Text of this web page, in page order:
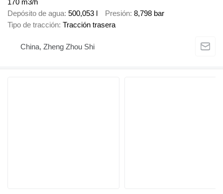
Depósito de agua 500,053 l Presión 8,798 bar
Tipo de tracción Tracción trasera
China, Zheng Zhou Shi